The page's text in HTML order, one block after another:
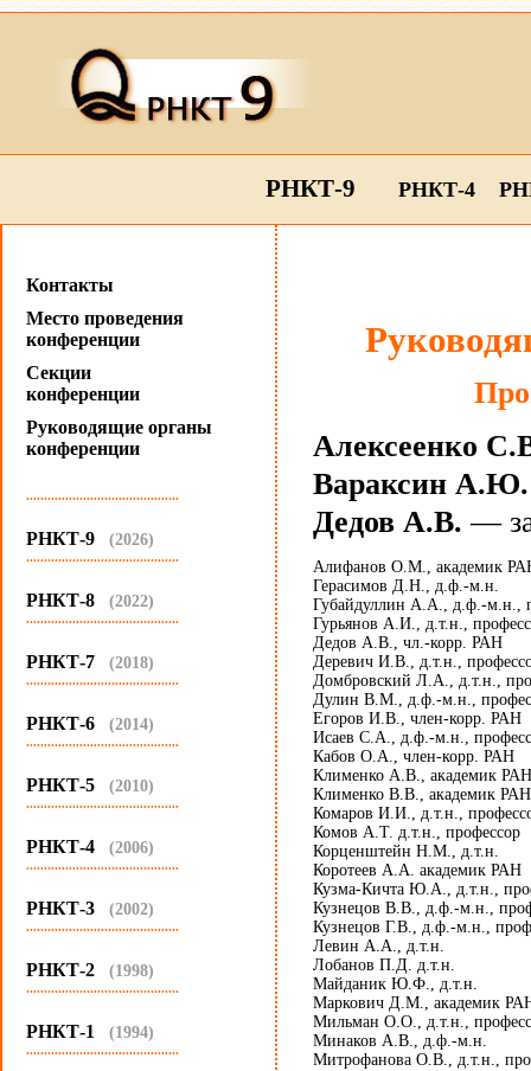
РНКТ-9 РНКТ-4
Контакты
Место проведения
конференции
Секции
конференции
Руководящие органы
конференции
...........................................
РНКТ-9 (2026)
...........................................
РНКТ-8 (2022)
...........................................
РНКТ-7 (2018)
...........................................
РНКТ-6 (2014)
...........................................
РНКТ-5 (2010)
...........................................
РНКТ-4 (2006)
...........................................
РНКТ-3 (2002)
...........................................
РНКТ-2 (1998)
...........................................
РНКТ-1 (1994)
...........................................
Алексеенко
Вараксин А.Ю.
Дедов А.В. —
Алифанов О.М., академик
Герасимов Д.Н., д.ф.-м.н.
Губайдуллин А.А., д.ф.-м.н.,
Гурьянов А.И., д.т.н.,
Дедов А.В., чл.-корр. РАН
Деревич И.В., д.т.н.,
Домбровский Л.А., д.т.н.,
Дулин В.М., д.ф.-м.н.,
Егоров И.В., член-корр. РАН
Исаев С.А., д.ф.-м.н.,
Кабов О.А., член-корр. РАН
Клименко А.В., академик РАН
Клименко В.В., академик РАН
Комаров И.И., д.т.н.,
Комов А.Т. д.т.н., профессор
Корценштейн Н.М., д.т.н.
Коротеев А.А. академик РАН
Кузма-Кичта Ю.А., д.т.н.,
Кузнецов В.В., д.ф.-м.н.,
Кузнецов Г.В., д.ф.-м.н.,
Левин А.А., д.т.н.
Лобанов П.Д. д.т.н.
Майданик Ю.Ф., д.т.н.
Маркович Д.М., академик
Мильман О.О., д.т.н.,
Минаков А.В., д.ф.-м.н.
Митрофанова О.В., д.т.н.,